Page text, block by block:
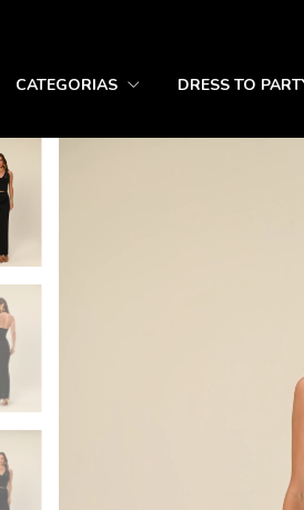
CATEGORIAS DRESS TO